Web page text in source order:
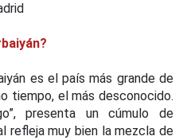
es el país más grande de
tiempo, el más desconocido.
presenta un cúmulo de
refleja muy bien la mezcla de